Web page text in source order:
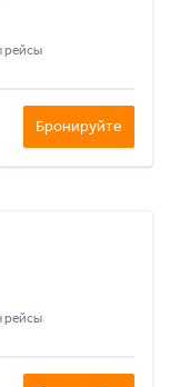
рейсы
Бронируйте
рейсы